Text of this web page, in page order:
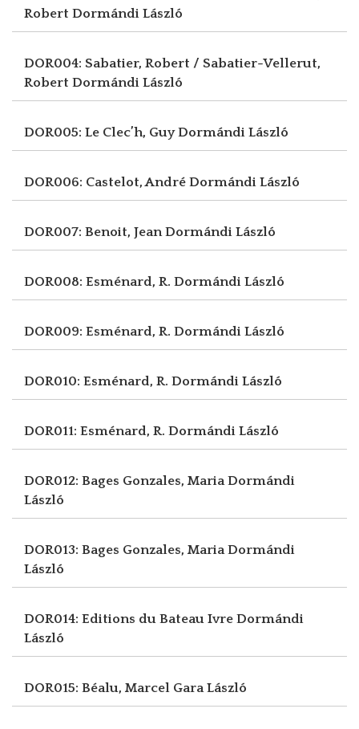
Robert Dormándi László
DOR004: Sabatier, Robert / Sabatier-Vellerut,
Robert Dormándi László
DOR005: Le Clec’h, GuyDormándi László
DOR006: Castelot, André Dormándi László
DOR007: Benoit, JeanDormándi László
DOR008: Esménard, R. Dormándi László
DOR009: Esménard, R. Dormándi László
DOR010: Esménard, R. Dormándi László
DOR011: Esménard, R. Dormándi László
DOR012: Bages Gonzales, MariaDormándi
László
DOR013: Bages Gonzales, MariaDormándi
László
DOR014: Editions du Bateau Ivre Dormándi
László
DOR015: Béalu, Marcel Gara László